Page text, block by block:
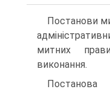
Постанови
митних
виконання.